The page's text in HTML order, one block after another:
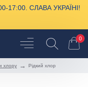
17:00. СЛАВА УКРАЇНІ!
0
хлору Рідкий хлор